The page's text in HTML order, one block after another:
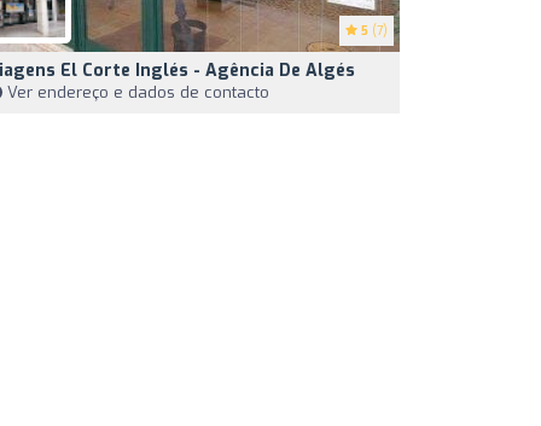
5 (7)
El Corte Inglés - Agência De Algés
Ver endereço e dados de contacto